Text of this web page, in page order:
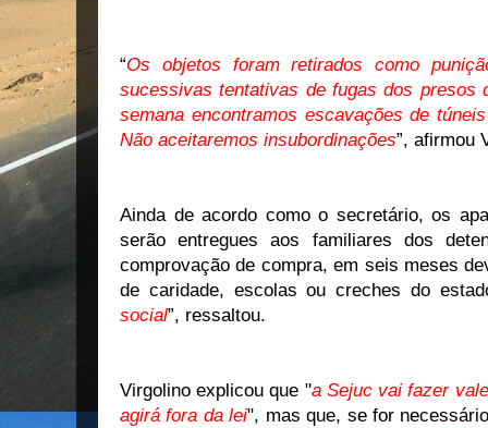
“Os objetos foram retirados como
sucessivas tentativas de fugas dos presos
semana encontramos escavações de
Não aceitaremos insubordinações”, afirmou
Ainda de acordo como o secretário, os
serão entregues aos familiares dos
comprovação de compra, em seis meses
de caridade, escolas ou creches do
social”, ressaltou.
Virgolino explicou que "a Sejuc vai fazer
agirá fora da lei", mas que, se for